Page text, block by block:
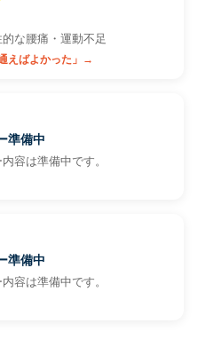
な腰痛・運動不足
えばよかった」→
準備中
容は準備中です。
準備中
容は準備中です。